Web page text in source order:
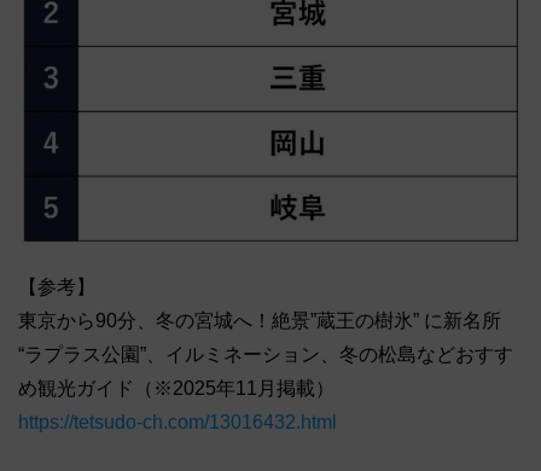
【参考】
東京から90分、冬の宮城へ！絶景”蔵王の樹氷” に新名所
“ラプラス公園”、イルミネーション、冬の松島などおすす
め観光ガイド（※2025年11月掲載）
https://tetsudo-ch.com/13016432.html